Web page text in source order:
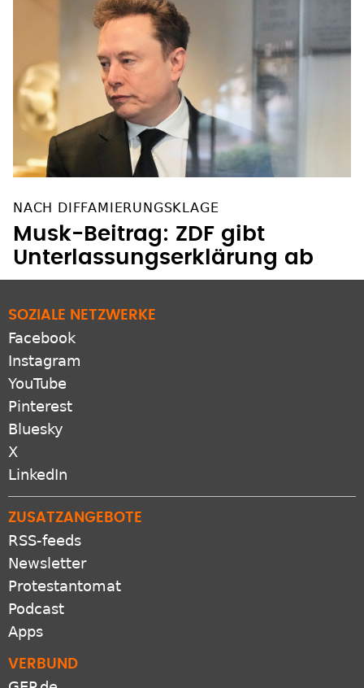
NACH DIFFAMIERUNGSKLAGE
Musk-Beitrag: ZDF gibt
Unterlassungserklärung ab
SOZIALE NETZWERKE
Facebook
Instagram
YouTube
Pinterest
Bluesky
X
LinkedIn
ZUSATZANGEBOTE
RSS-feeds
Newsletter
Protestantomat
Podcast
Apps
VERBUND